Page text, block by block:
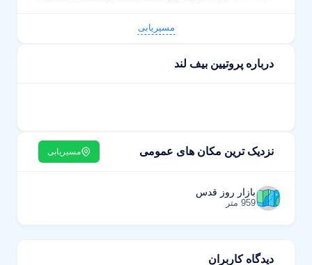
مسیریابی
درباره پروتیین بیف لند
نزدیک ترین مکان های عمومی مسیریابی
بازار روز قدس
959 متر
دیدگاه کاربران